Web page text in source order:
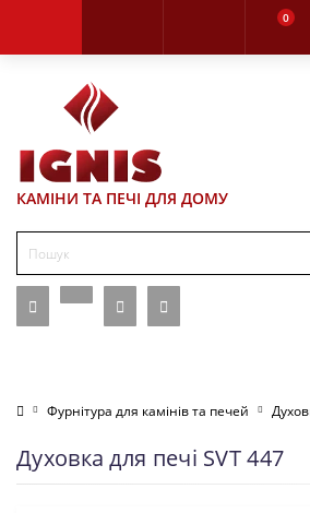
0
КАМІНИ ТА ПЕЧІ ДЛЯ ДОМУ
Фурнітура для камінів та печей
Духовка для печі SVT 447